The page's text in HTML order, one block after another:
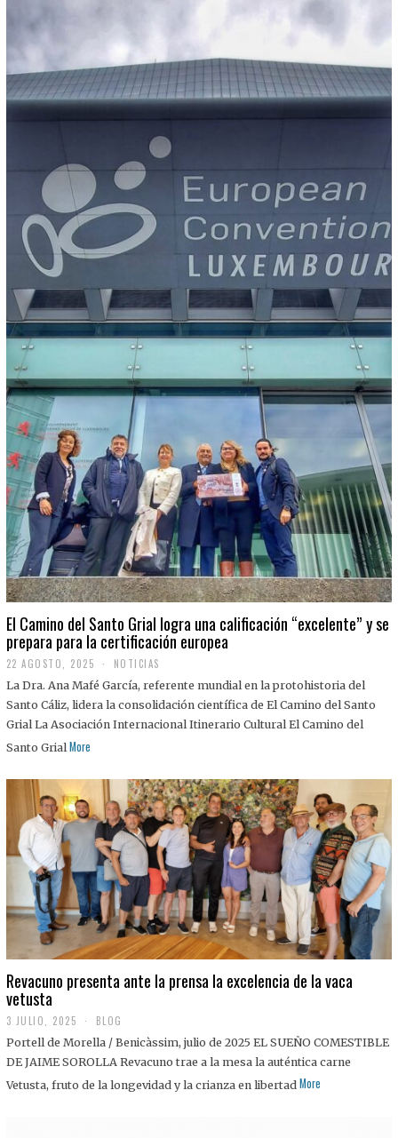
El Camino del Santo Grial logra una calificación “excelente” y se
prepara para la certificación europea
22 AGOSTO, 2025
2
A
G
O
S
2
5
NOTICIAS
La Dra. Ana Mafé García, referente mundial en la protohistoria del
Santo Cáliz, lidera la consolidación científica de El Camino del Santo
Grial La Asociación Internacional Itinerario Cultural El Camino del
Santo Grial More
Revacuno presenta ante la prensa la excelencia de la vaca
vetusta
3 JULIO, 2025
J
U
I
BLOG
Portell de Morella / Benicàssim, julio de 2025 EL SUEÑO COMESTIBLE
DE JAIME SOROLLA Revacuno trae a la mesa la auténtica carne
Vetusta, fruto de la longevidad y la crianza en libertad More